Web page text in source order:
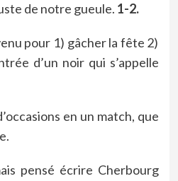
de notre gueule. 1-2.
pour 1) gâcher la fête 2)
d’un noir qui s’appelle
en un match, que
pensé écrire Cherbourg